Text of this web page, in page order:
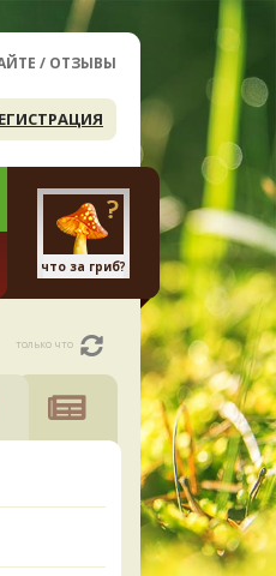
/ ОТЗЫВЫ
что за гриб?
только что